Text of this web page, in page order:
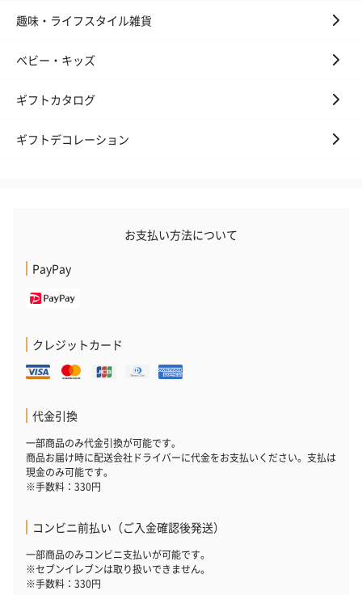
ハンドタオル・ハンカチを同梱してお届けいたします。ギフトへ
の＋αにおすすめです。
キャンドル・お香を同梱してお届けいたします。
フラッグカプセル：イ
ンセンススティック
フラッグカプセル：イ
（880円）
ショートイン
お酒
趣味・ライフスタイル雑貨
ベビー・キッズ
ギフトカタログ
ギフトデコレーション
お支払い方法について
PayPay
クレジットカード
代金引換
一部商品のみ代金引換が可能です。
商品お届け時に配送会社ドライバーに代金をお支払いください。支払は
現金のみ可能です。
※手数料：330円
コンビニ前払い（ご入金確認後発送）
一部商品のみコンビニ支払いが可能です。
※セブンイレブンは取り扱いできません。
※手数料：330円